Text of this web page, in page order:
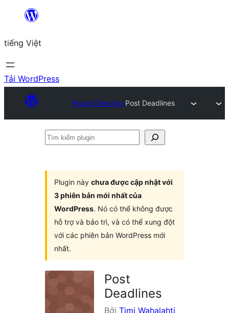
Chuyển
phần
nội
dung
tiếng Việt
Tải WordPress
Plugin DirectoryPost Deadlines
Tìm
Plugin này chưa được cập nhật với
3 phiên bản mới nhất của
WordPress. Nó có thể không được
hỗ trợ và bảo trì, và có thể xung đột
với các phiên bản WordPress mới
nhất.
Post
Deadlines
Bởi Timi Wahalahti